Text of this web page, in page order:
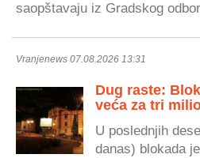
saopštavaju iz Gradskog
Vranjenews 07.08.2026 13:31
Dug raste:
veća za tri
U poslednjih
danas) blokada